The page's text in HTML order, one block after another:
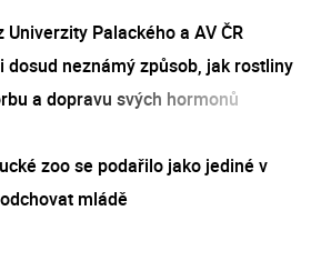
Univerzity Palackého a AV ČR
dosud neznámý způsob, jak rostliny
a dopravu svých hormonů
zoo se podařilo jako jediné v
mládě